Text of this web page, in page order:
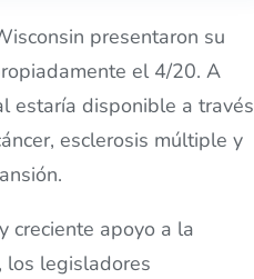
presentaron su
el 4/20. A
estaría disponible a través
esclerosis múltiple y
creciente apoyo a la
los legisladores